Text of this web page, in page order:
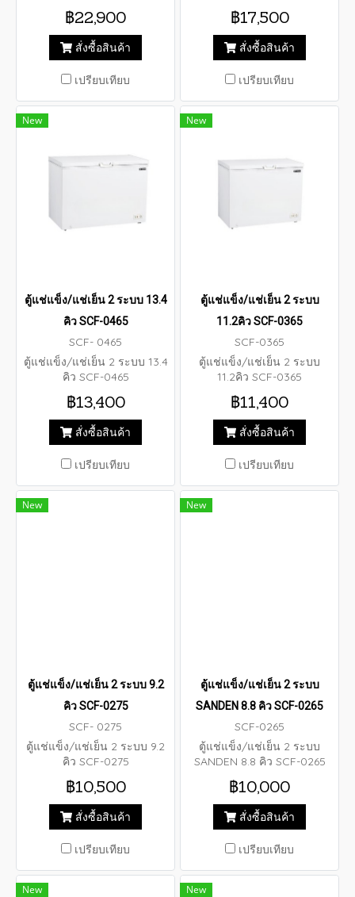
฿22,900
สั่งซื้อสินค้า
เปรียบเทียบ
฿17,500
สั่งซื้อสินค้า
เปรียบเทียบ
New
ตู้แช่แข็ง/แช่เย็น 2 ระบบ 13.4
คิว SCF-0465
SCF- 0465
ตู้แช่แข็ง/แช่เย็น 2 ระบบ 13.4
คิว SCF-0465
฿13,400
สั่งซื้อสินค้า
เปรียบเทียบ
New
ตู้แช่แข็ง/แช่เย็น 2 ระบบ
11.2คิว SCF-0365
SCF-0365
ตู้แช่แข็ง/แช่เย็น 2 ระบบ
11.2คิว SCF-0365
฿11,400
สั่งซื้อสินค้า
เปรียบเทียบ
New
ตู้แช่แข็ง/แช่เย็น 2 ระบบ 9.2
คิว SCF-0275
SCF- 0275
ตู้แช่แข็ง/แช่เย็น 2 ระบบ 9.2
คิว SCF-0275
฿10,500
สั่งซื้อสินค้า
เปรียบเทียบ
New
ตู้แช่แข็ง/แช่เย็น 2 ระบบ
SANDEN 8.8 คิว SCF-0265
SCF-0265
ตู้แช่แข็ง/แช่เย็น 2 ระบบ
SANDEN 8.8 คิว SCF-0265
฿10,000
สั่งซื้อสินค้า
เปรียบเทียบ
New New